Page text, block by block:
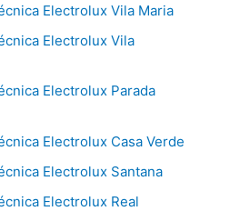
Electrolux Vila Maria
Electrolux Vila
Electrolux Parada
Electrolux Casa Verde
Electrolux Santana
Electrolux Real